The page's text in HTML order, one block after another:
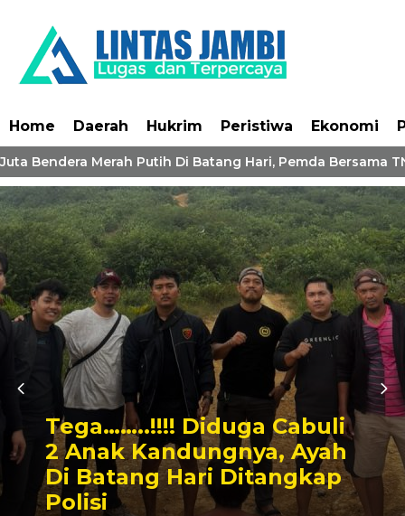
Home Daerah Hukrim Peristiwa Ekonomi
Bendera Merah Putih Di Batang Hari, Pemda Bersama
Tega……..!!!! Diduga Cabuli
2 Anak Kandungnya, Ayah
Di Batang Hari Ditangkap
Polisi